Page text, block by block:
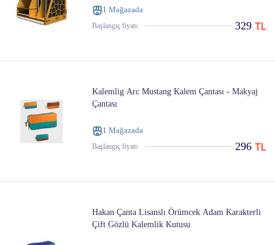
1 Mağazada
Başlangıç ​​fiyatı: 329
Kalemlig Arc Mustang Kalem Çantası - Makyaj
Çantası
1 Mağazada
Başlangıç ​​fiyatı: 296
Hakan Çanta Lisanslı Örümcek Adam Karakterli
Çift Gözlü Kalemlik Kutusu